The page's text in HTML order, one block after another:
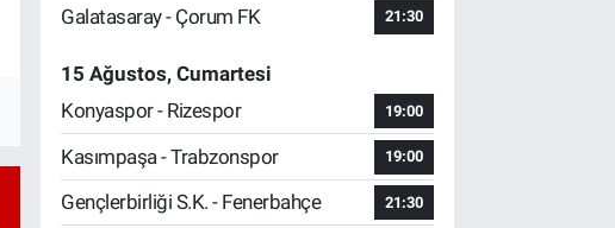
Galatasaray - Çorum FK
21:30
15 Ağustos, Cumartesi
Konyaspor - Rizespor
19:00
Kasımpaşa - Trabzonspor 19:00
Gençlerbirliği S.K. - Fenerbahçe 21:30